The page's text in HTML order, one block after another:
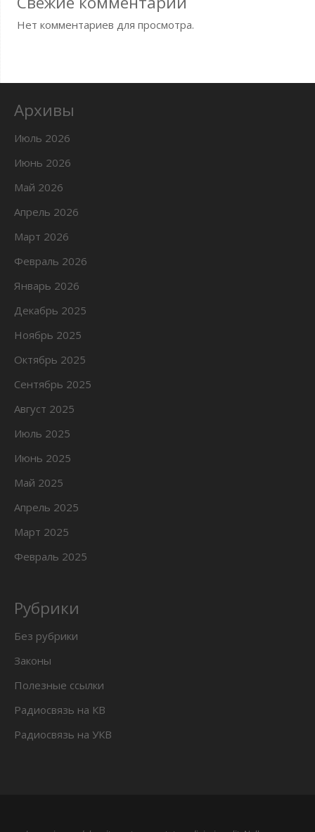
Нет комментариев для просмотра.
Архивы
Июль 2026
Июнь 2026
Май 2026
Апрель 2026
Март 2026
Февраль 2026
Январь 2026
Декабрь 2025
Ноябрь 2025
Октябрь 2025
Сентябрь 2025
Август 2025
Июль 2025
Июнь 2025
Май 2025
Апрель 2025
Март 2025
Февраль 2025
Рубрики
Без рубрики
Законы
Полезные ссылки
Радиосвязь на КВ
Радиосвязь на УКВ